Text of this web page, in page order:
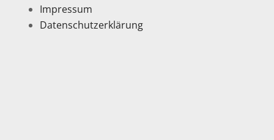
Impressum
Datenschutzerklärung